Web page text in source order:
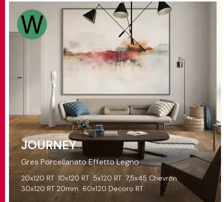
JOURNEY
Gres Porcellanato Effetto Legno
20x120 RT 10x120 RT 5x120 RT 7,5x45 Chevron
30x120 RT 20mm 60x120 Decoro RT